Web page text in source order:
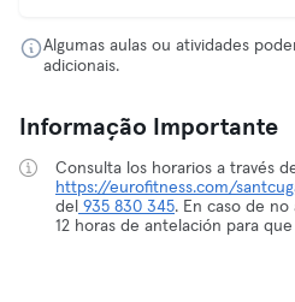
Algumas aulas ou atividades
adicionais.
Informação Importante
Consulta los horarios a través
https://eurofitness.com/
del 935 830 345. En caso de
12 horas de antelación para